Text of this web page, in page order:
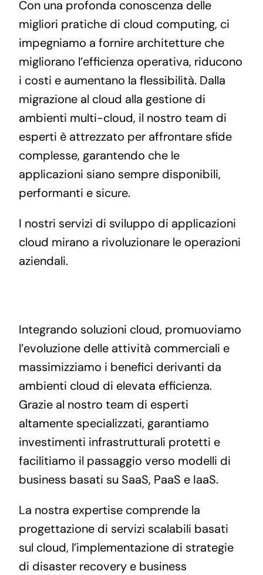
Con una profonda conoscenza delle
migliori pratiche di cloud computing, ci
impegniamo a fornire architetture che
migliorano l’efficienza operativa, riducono
i costi e aumentano la flessibilità. Dalla
migrazione al cloud alla gestione di
ambienti multi-cloud, il nostro team di
esperti è attrezzato per affrontare sfide
complesse, garantendo che le
applicazioni siano sempre disponibili,
performanti e sicure.
I nostri servizi di sviluppo di applicazioni
cloud mirano a rivoluzionare le operazioni
aziendali.
Integrando soluzioni cloud, promuoviamo
l’evoluzione delle attività commerciali e
massimizziamo i benefici derivanti da
ambienti cloud di elevata efficienza.
Grazie al nostro team di esperti
altamente specializzati, garantiamo
investimenti infrastrutturali protetti e
facilitiamo il passaggio verso modelli di
business basati su SaaS, PaaS e IaaS.
La nostra expertise comprende la
progettazione di servizi scalabili basati
sul cloud, l’implementazione di strategie
di disaster recovery e business